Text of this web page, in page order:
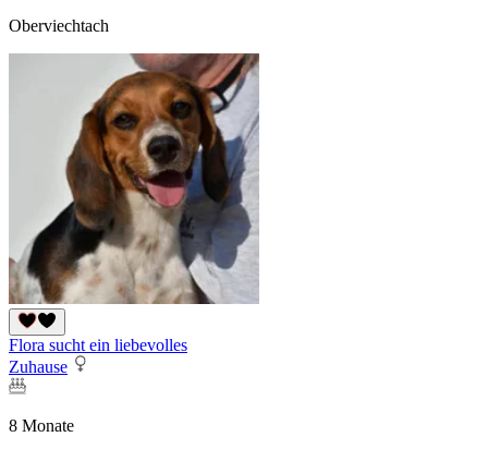
Oberviechtach
Flora sucht ein liebevolles
Zuhause
8 Monate